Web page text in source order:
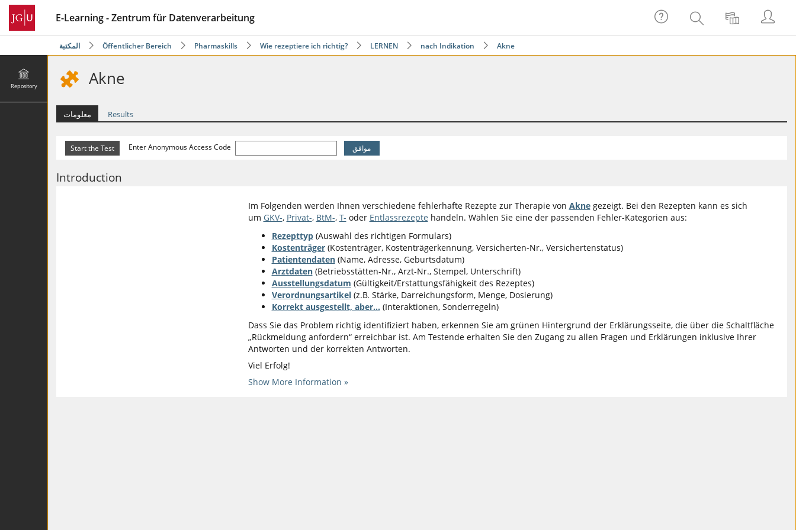
E-Learning - Zentrum für Datenverarbeitung
المكتبة Öffentlicher Bereich Pharmaskills Wie rezeptiere ich richtig? LERNEN nach Indikation Akne
Repository Akne
معلومات Results
Enter Anonymous Access Code
Introduction
Im Folgenden werden Ihnen verschiedene fehlerhafte Rezepte zur Therapie von Aknegezeigt. Bei den Rezepten kann es sich
um GKV-, Privat-, BtM-, T- oder Entlassrezepte handeln. Wählen Sie eine der passenden Fehler-Kategorien aus:
Rezepttyp(Auswahl des richtigen Formulars)
Kostenträger(Kostenträger, Kostenträgerkennung, Versicherten-Nr., Versichertenstatus)
Patientendaten(Name, Adresse, Geburtsdatum)
Arztdaten(Betriebsstätten-Nr., Arzt-Nr., Stempel, Unterschrift)
Ausstellungsdatum (Gültigkeit/Erstattungsfähigkeit des Rezeptes)
Verordnungsartikel(z.B. Stärke, Darreichungsform, Menge, Dosierung)
Korrekt ausgestellt, aber... (Interaktionen, Sonderregeln)
Dass Sie das Problem richtig identifiziert haben, erkennen Sie am grünen Hintergrund der Erklärungsseite, die über die Schaltfläche
„Rückmeldung anfordern“ erreichbar ist. Am Testende erhalten Sie den Zugang zu allen Fragen und Erklärungen inklusive Ihrer
Antworten und der korrekten Antworten.
Viel Erfolg!
Show More Information »